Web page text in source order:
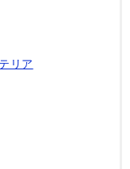
リア